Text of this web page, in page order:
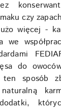
czy
więcej -
we
do
sposób
naturalną